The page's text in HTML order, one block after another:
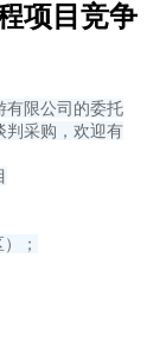
项目竞争
有限公司的委托
判采购，欢迎有
；